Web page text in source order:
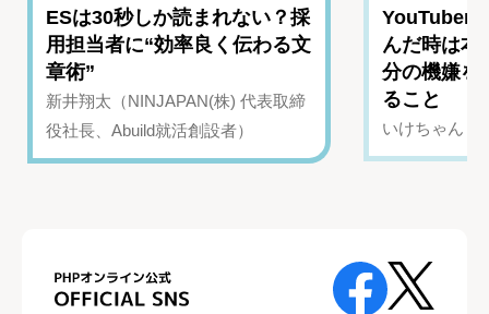
ESは30秒しか読まれない？採
用担当者に“効率良く伝わる文
章術”
新井翔太（NINJAPAN(株) 代表取締
役社長、Abuild就活創設者）
YouTuber
んだ時は
分の機嫌を
ること
いけちゃん（